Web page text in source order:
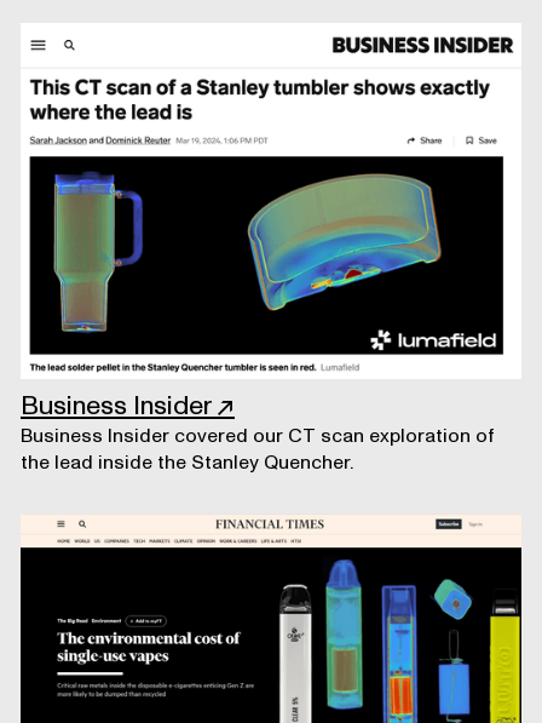
Business Insider↗
Business Insider covered our CT scan exploration of
the lead inside the Stanley Quencher.